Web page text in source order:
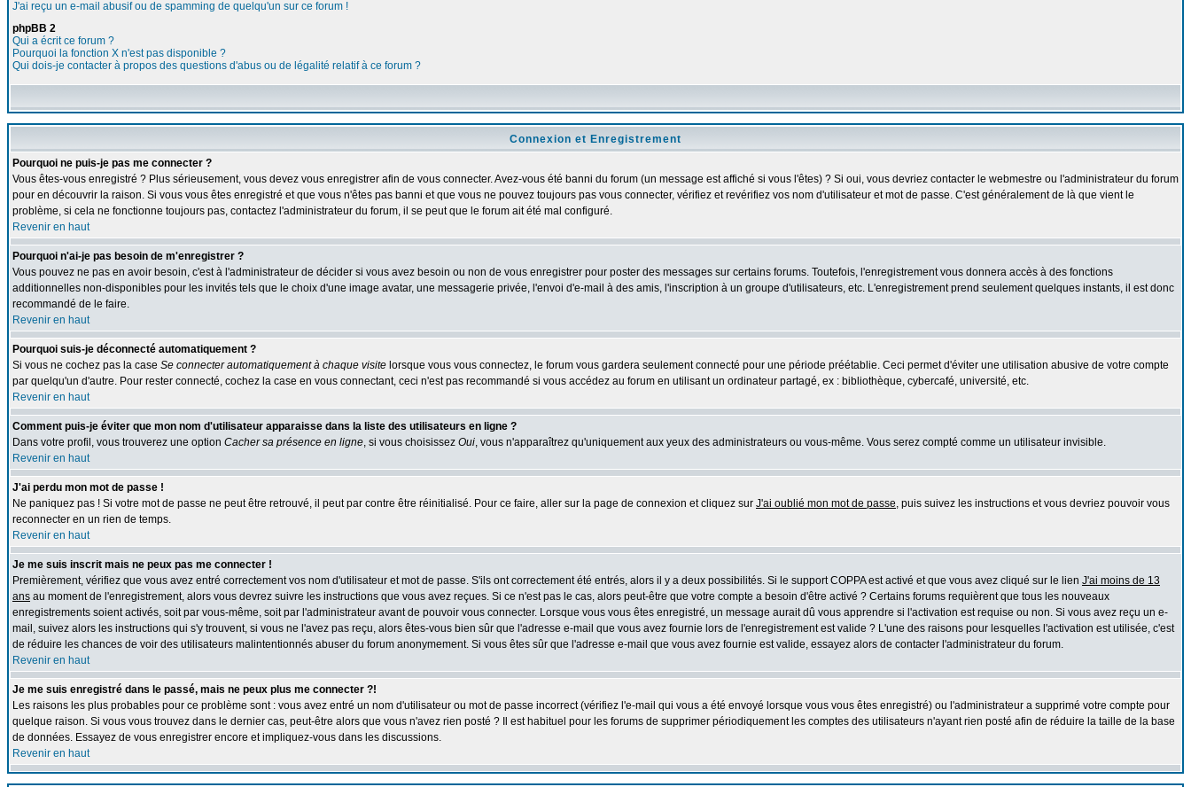
J'ai reçu un e-mail abusif ou de spamming de quelqu'un sur ce forum !
phpBB 2
Qui a écrit ce forum ?
Pourquoi la fonction X n'est pas disponible ?
Qui dois-je contacter à propos des questions d'abus ou de légalité relatif à ce forum ?
Connexion et Enregistrement
Pourquoi ne puis-je pas me connecter ?
Vous êtes-vous enregistré ? Plus sérieusement, vous devez vous enregistrer afin de vous connecter. Avez-vous été banni du forum (un message est affiché si vous l'êtes) ? Si oui, vous devriez contacter le webmestre ou l'administrateur du forum
pour en découvrir la raison. Si vous vous êtes enregistré et que vous n'êtes pas banni et que vous ne pouvez toujours pas vous connecter, vérifiez et revérifiez vos nom d'utilisateur et mot de passe. C'est généralement de là que vient le
problème, si cela ne fonctionne toujours pas, contactez l'administrateur du forum, il se peut que le forum ait été mal configuré.
Revenir en haut
Pourquoi n'ai-je pas besoin de m'enregistrer ?
Vous pouvez ne pas en avoir besoin, c'est à l'administrateur de décider si vous avez besoin ou non de vous enregistrer pour poster des messages sur certains forums. Toutefois, l'enregistrement vous donnera accès à des fonctions
additionnelles non-disponibles pour les invités tels que le choix d'une image avatar, une messagerie privée, l'envoi d'e-mail à des amis, l'inscription à un groupe d'utilisateurs, etc. L'enregistrement prend seulement quelques instants, il est donc
recommandé de le faire.
Revenir en haut
Pourquoi suis-je déconnecté automatiquement ?
Si vous ne cochez pas la case Se connecter automatiquement à chaque visite lorsque vous vous connectez, le forum vous gardera seulement connecté pour une période préétablie. Ceci permet d'éviter une utilisation abusive de votre compte
par quelqu'un d'autre. Pour rester connecté, cochez la case en vous connectant, ceci n'est pas recommandé si vous accédez au forum en utilisant un ordinateur partagé, ex : bibliothèque, cybercafé, université, etc.
Revenir en haut
Comment puis-je éviter que mon nom d'utilisateur apparaisse dans la liste des utilisateurs en ligne ?
Dans votre profil, vous trouverez une option Cacher sa présence en ligne, si vous choisissez Oui, vous n'apparaîtrez qu'uniquement aux yeux des administrateurs ou vous-même. Vous serez compté comme un utilisateur invisible.
Revenir en haut
J'ai perdu mon mot de passe !
Ne paniquez pas ! Si votre mot de passe ne peut être retrouvé, il peut par contre être réinitialisé. Pour ce faire, aller sur la page de connexion et cliquez sur J'ai oublié mon mot de passe, puis suivez les instructions et vous devriez pouvoir vous
reconnecter en un rien de temps.
Revenir en haut
Je me suis inscrit mais ne peux pas me connecter !
Premièrement, vérifiez que vous avez entré correctement vos nom d'utilisateur et mot de passe. S'ils ont correctement été entrés, alors il y a deux possibilités. Si le support COPPA est activé et que vous avez cliqué sur le lien J'ai moins de 13
ans au moment de l'enregistrement, alors vous devrez suivre les instructions que vous avez reçues. Si ce n'est pas le cas, alors peut-être que votre compte a besoin d'être activé ? Certains forums requièrent que tous les nouveaux
enregistrements soient activés, soit par vous-même, soit par l'administrateur avant de pouvoir vous connecter. Lorsque vous vous êtes enregistré, un message aurait dû vous apprendre si l'activation est requise ou non. Si vous avez reçu un e-
mail, suivez alors les instructions qui s'y trouvent, si vous ne l'avez pas reçu, alors êtes-vous bien sûr que l'adresse e-mail que vous avez fournie lors de l'enregistrement est valide ? L'une des raisons pour lesquelles l'activation est utilisée, c'est
de réduire les chances de voir des utilisateurs malintentionnés abuser du forum anonymement. Si vous êtes sûr que l'adresse e-mail que vous avez fournie est valide, essayez alors de contacter l'administrateur du forum.
Revenir en haut
Je me suis enregistré dans le passé, mais ne peux plus me connecter ?!
Les raisons les plus probables pour ce problème sont : vous avez entré un nom d'utilisateur ou mot de passe incorrect (vérifiez l'e-mail qui vous a été envoyé lorsque vous vous êtes enregistré) ou l'administrateur a supprimé votre compte pour
quelque raison. Si vous vous trouvez dans le dernier cas, peut-être alors que vous n'avez rien posté ? Il est habituel pour les forums de supprimer périodiquement les comptes des utilisateurs n'ayant rien posté afin de réduire la taille de la base
de données. Essayez de vous enregistrer encore et impliquez-vous dans les discussions.
Revenir en haut